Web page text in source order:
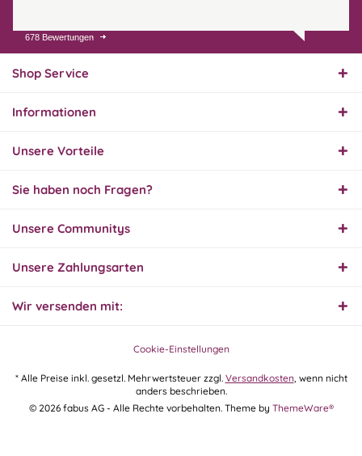
07.08.26
Endlich das richtige
Innerhalb 2 Tagen Ware
geliefert. Sehr gut!
31.07.26
Super schnelle Lieferung,
wieder, vielen Dank.
30.07.26▼
678 Bewertungen
Shop Service
Informationen
Unsere Vorteile
Sie haben noch Fragen?
Unsere Communitys
Unsere Zahlungsarten
Wir versenden mit:
Cookie-Einstellungen
* Alle Preise inkl. gesetzl. Mehrwertsteuer zzgl. Versandkosten, wenn nicht
anders beschrieben.
© 2026 fabus AG - Alle Rechte vorbehalten. Theme by ThemeWare®